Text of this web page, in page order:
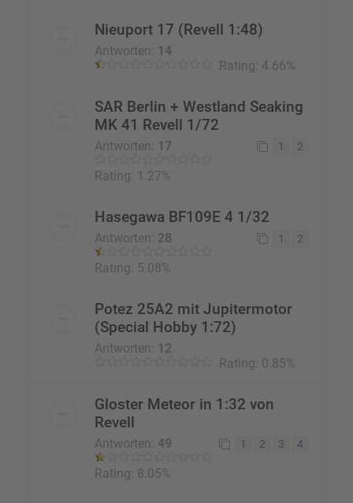
Nieuport 17 (Revell 1:48)
Antworten:
14
Rating: 4.66%
SAR Berlin + Westland Seaking
MK 41 Revell 1/72
Antworten: 17 1 2
Rating: 1.27%
Hasegawa BF109E 4 1/32
Antworten: 28 1 2
Rating: 5.08%
Potez 25A2 mit Jupitermotor
(Special Hobby 1:72)
Antworten:
12
Rating: 0.85%
Gloster Meteor in 1:32 von
Revell
Antworten: 49 1 2 3 4
Rating: 8.05%